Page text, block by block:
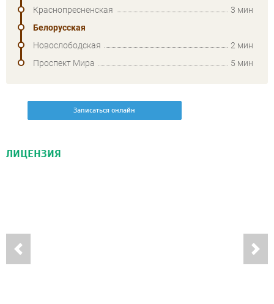
Записаться онлайн
Записаться онлайн
Записаться онлайн
Краснопресненская
3 мин
Белорусская
Новослободская
2 мин
Проспект Мира
5 мин
ЛИЦЕНЗИЯ